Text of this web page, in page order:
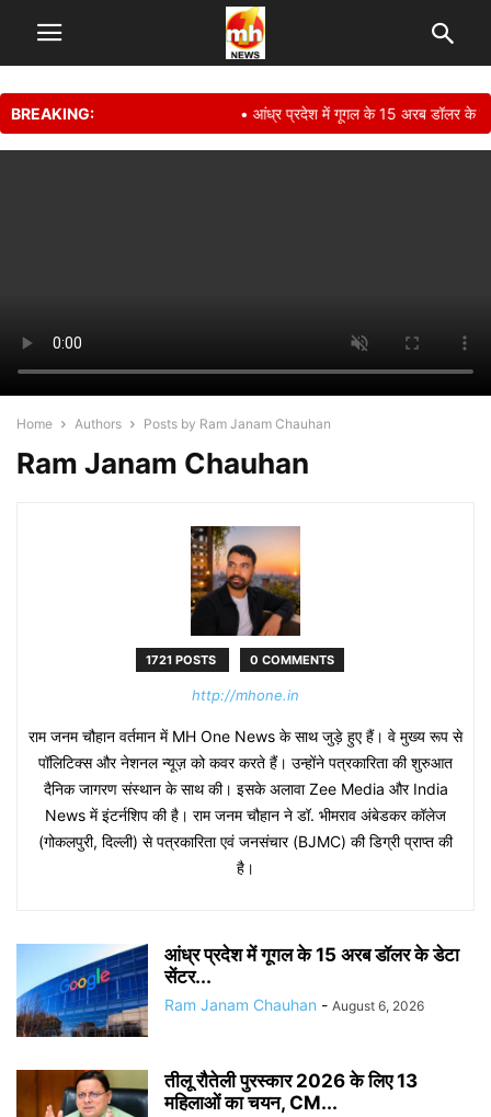
BREAKING: • आंध्र प्रदेश में गूगल के 15 अरब डॉलर के डेटा
Home Authors Posts by Ram Janam Chauhan
Ram Janam Chauhan
1721 POSTS 0 COMMENTS
http://mhone.in
राम जनम चौहान वर्तमान में MH One News के साथ जुड़े हुए हैं। वे मुख्य रूप से
पॉलिटिक्स और नेशनल न्यूज़ को कवर करते हैं। उन्होंने पत्रकारिता की शुरुआत
दैनिक जागरण संस्थान के साथ की। इसके अलावा Zee Media और India
News में इंटर्नशिप की है। राम जनम चौहान ने डॉ. भीमराव अंबेडकर कॉलेज
(गोकलपुरी, दिल्ली) से पत्रकारिता एवं जनसंचार (BJMC) की डिग्री प्राप्त की
है।
आंध्र प्रदेश में गूगल के 15 अरब डॉलर के डेटा
सेंटर...
Ram Janam Chauhan - August 6, 2026
तीलू रौतेली पुरस्कार 2026 के लिए 13
महिलाओं का चयन, CM...